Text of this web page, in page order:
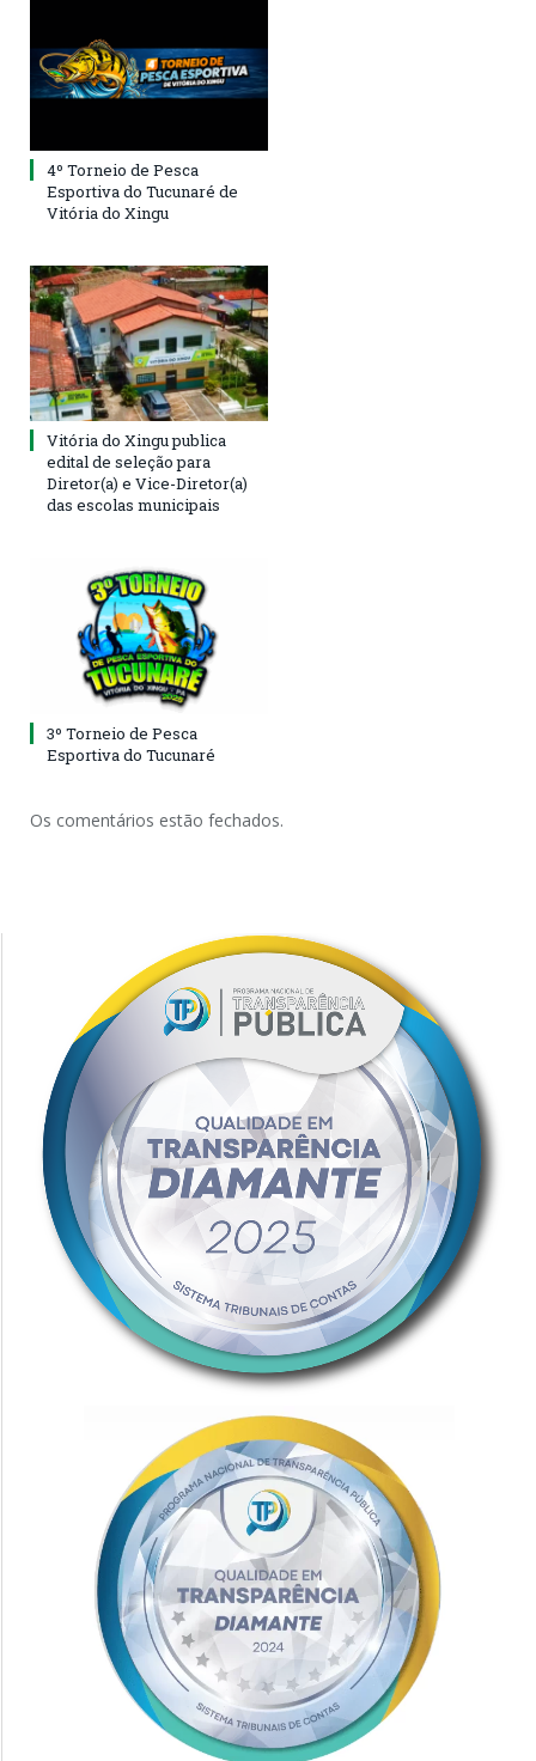
4º Torneio de Pesca
Esportiva do Tucunaré de
Vitória do Xingu
Vitória do Xingu publica
edital de seleção para
Diretor(a) e Vice-Diretor(a)
das escolas municipais
3º Torneio de Pesca
Esportiva do Tucunaré
Os comentários estão fechados.